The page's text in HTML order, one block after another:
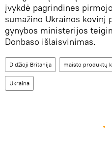
įvykdė pagrindines
sumažino Ukrainos kovinį
gynybos ministerijos
Donbaso išlaisvinimas.
Didžioji Britanija maisto produktų
Ukraina